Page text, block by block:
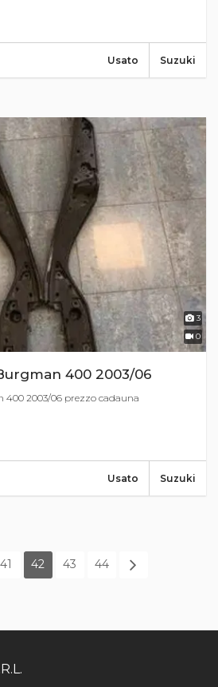
Suzuki
Usato
3
0
400 2003/06
2003/06 prezzo cadauna
Suzuki
Usato
41 42 43 44